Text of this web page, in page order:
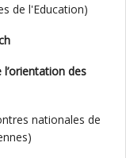
de l'Education)
des
nationales de